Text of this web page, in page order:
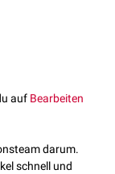
auf Bearbeiten
darum.
schnell und